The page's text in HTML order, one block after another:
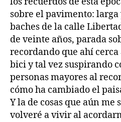
sobre el pavimento: larga
baches de la calle
de veinte años, parada
recordando que ahí
bici y tal vez suspirando
personas mayores al
cómo ha cambiado el
Y la de cosas que aún me
volveré a vivir al